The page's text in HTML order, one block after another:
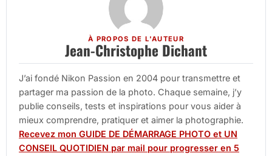
À PROPOS DE L'AUTEUR
Jean-Christophe Dichant
J’ai fondé Nikon Passion en 2004 pour transmettre et
partager ma passion de la photo. Chaque semaine, j’y
publie conseils, tests et inspirations pour vous aider à
mieux comprendre, pratiquer et aimer la photographie.
Recevez mon GUIDE DE DÉMARRAGE PHOTO et UN
CONSEIL QUOTIDIEN par mail pour progresser en 5